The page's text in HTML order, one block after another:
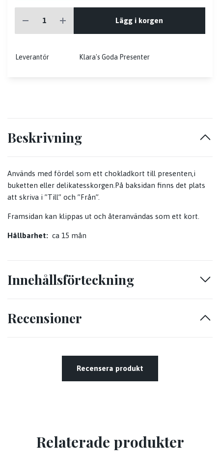
Lägg i korgen
Leverantör Klara's Goda Presenter
Beskrivning
Används med fördel som ett chokladkort till presenten,i
buketten eller delikatesskorgen.På baksidan finns det plats
att skriva i ”Till” och ”Från”.
Framsidan kan klippas ut och återanvändas som ett kort.
Hållbarhet: ca 15 mån
Innehållsförteckning
Recensioner
Recensera produkt
Relaterade produkter